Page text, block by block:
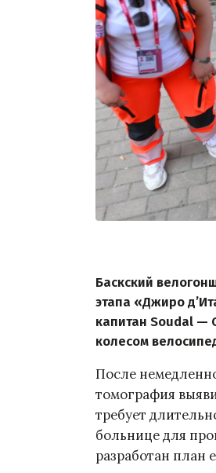
Баскский
этапа «Джиро
капитан Soudal —
колесом
После
томография
требует
больнице для
разработан план